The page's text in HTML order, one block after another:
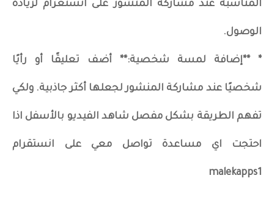
المناسبة عند مشاركة المنشور على انستغرام لزيادة
الوصول.
* **إضافة لمسة شخصية:** أضف تعليقًا أو رأيًا
شخصيًا عند مشاركة المنشور لجعلها أكثر جاذبية. ولكي
تفهم الطريقة بشكل مفصل شاهد الفيديو بالأسفل اذا
احتجت اي مساعدة تواصل معي على انستقرام
malekapps1